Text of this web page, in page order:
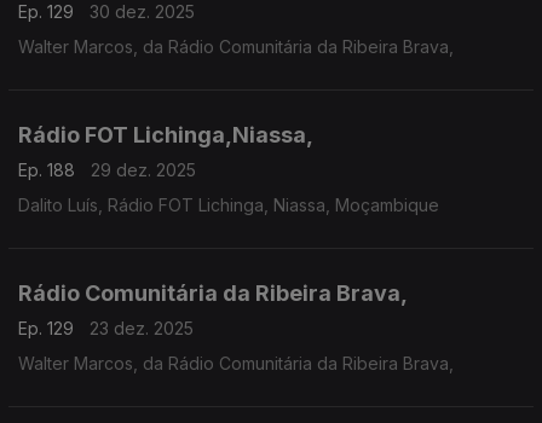
Ep. 129
30 dez. 2025
Walter Marcos, da Rádio Comunitária da Ribeira Brava,
Rádio FOT Lichinga,Niassa,
Ep. 188
29 dez. 2025
Dalito Luís, Rádio FOT Lichinga, Niassa, Moçambique
Rádio Comunitária da Ribeira Brava,
Ep. 129
23 dez. 2025
Walter Marcos, da Rádio Comunitária da Ribeira Brava,